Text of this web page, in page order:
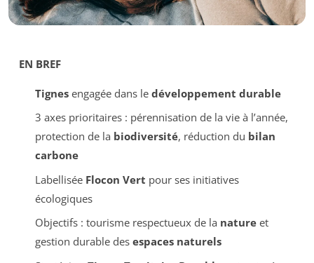
EN BREF
Tignesengagée dans le développement durable
3 axes prioritaires : pérennisation de la vie à l’année,
protection de la biodiversité, réduction du bilan
carbone
Labellisée Flocon Vert pour ses initiatives
écologiques
Objectifs : tourisme respectueux de la natureet
gestion durable des espaces naturels